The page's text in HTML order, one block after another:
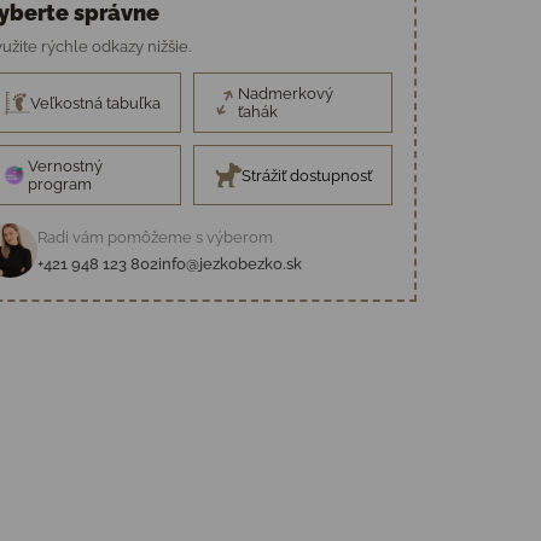
správne
rýchle odkazy nižšie.
Veľkostná tabuľka
Nadmerkový
ťahák
Vernostný
program
Strážiť dostupnosť
Radi vám pomôžeme s výberom
+421 948 123 802info@jezkobezko.sk